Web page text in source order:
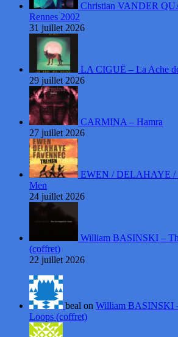
Christian VANDER
Rennes 2002
31 juillet 2026
LA CIGUË – La Ache
29 juillet 2026
CARMINA – Hamra
27 juillet 2026
EWEN / DELAHAYE /
Men
24 juillet 2026
William BASINSKI –
(coffret)
22 juillet 2026
beal on William BASINSKI
Loops (coffret)